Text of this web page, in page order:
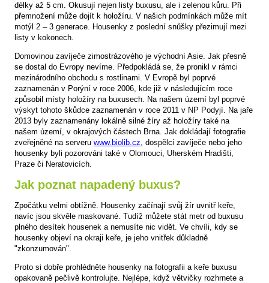
délky až 5 cm. Okusují nejen listy buxusu, ale i zelenou kůru. Při
přemnožení může dojít k holožíru. V našich podmínkách může mít
motýl 2 – 3 generace. Housenky z poslední snůšky přezimují mezi
listy v kokonech.
Domovinou zavíječe zimostrázového je východní Asie. Jak přesně
se dostal do Evropy nevíme. Předpokládá se, že pronikl v rámci
mezinárodního obchodu s rostlinami. V Evropě byl poprvé
zaznamenán v Porýní v roce 2006, kde již v následujícím roce
způsobil místy holožíry na buxusech. Na našem území byl poprvé
výskyt tohoto škůdce zaznamenán v roce 2011 v NP Podyjí. Na jaře
2013 byly zaznamenány lokálně silné žíry až holožíry také na
našem území, v okrajových částech Brna. Jak dokládají fotografie
zveřejněné na serveru www.biolib.cz, dospělci zavíječe nebo jeho
housenky byli pozorováni také v Olomouci, Uherském Hradišti,
Praze či Neratovicích.
Jak poznat napadený buxus?
Zpočátku velmi obtížně. Housenky začínají svůj žír uvnitř keře,
navíc jsou skvěle maskované. Tudíž můžete stát metr od buxusu
plného desítek housenek a nemusíte nic vidět. Ve chvíli, kdy se
housenky objeví na okraji keře, je jeho vnitřek důkladně
"zkonzumován".
Proto si dobře prohlédněte housenky na fotografii a keře buxusu
opakovaně pečlivě kontrolujte. Nejlépe, když větvičky rozhrnete a